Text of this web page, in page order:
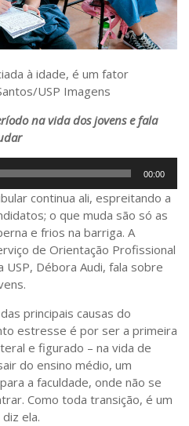
à idade, é um fator
USP Imagens
na vida dos jovens e fala
00:00
continua ali, espreitando a
o que muda são só as
e frios na barriga. A
de Orientação Profissional
Débora Audi, fala sobre
principais causas do
estresse é por ser a primeira
e figurado – na vida de
do ensino médio, um
a faculdade, onde não se
Como toda transição, é um
ela.